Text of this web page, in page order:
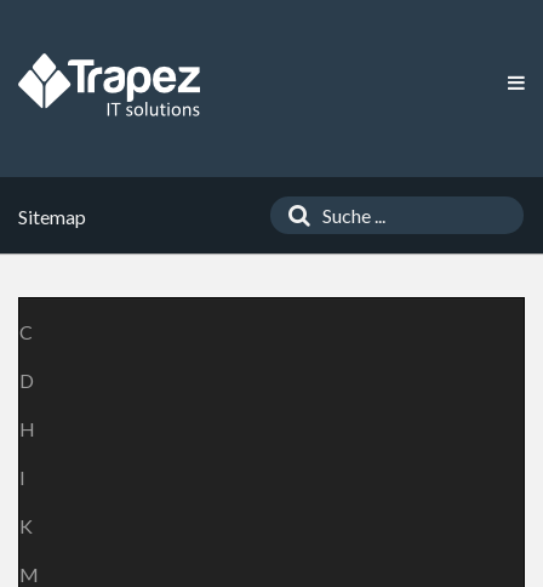
Sitemap
C
D
H
I
K
M